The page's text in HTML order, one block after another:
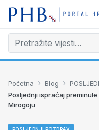
Početna › Blog ›
Posljednji ispraćaj
Mirogoju